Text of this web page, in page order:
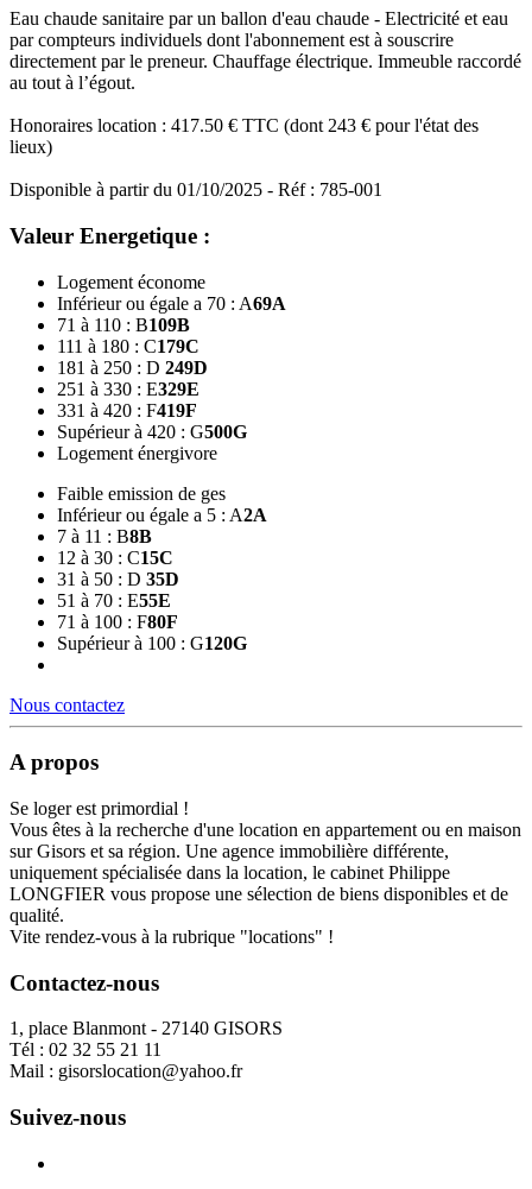
Eau chaude sanitaire par un ballon d'eau chaude - Electricité et eau
par compteurs individuels dont l'abonnement est à souscrire
directement par le preneur. Chauffage électrique. Immeuble raccordé
au tout à l’égout.
Honoraires location : 417.50 € TTC (dont 243 € pour l'état des
lieux)
Disponible à partir du 01/10/2025 - Réf : 785-001
Valeur Energetique :
Logement économe
Inférieur ou égale a 70 : A69A
71 à 110 : B109B
111 à 180 : C179C
181 à 250 : D 249D
251 à 330 : E329E
331 à 420 : F419F
Supérieur à 420 : G500G
Logement énergivore
Faible emission de ges
Inférieur ou égale a 5 : A2A
7 à 11 : B8B
12 à 30 : C15C
31 à 50 : D 35D
51 à 70 : E55E
71 à 100 : F80F
Supérieur à 100 : G120G
Nous contactez
A propos
Se loger est primordial !
Vous êtes à la recherche d'une location en appartement ou en maison
sur Gisors et sa région. Une agence immobilière différente,
uniquement spécialisée dans la location, le cabinet Philippe
LONGFIER vous propose une sélection de biens disponibles et de
qualité.
Vite rendez-vous à la rubrique "locations" !
Contactez-nous
1, place Blanmont - 27140 GISORS
Tél : 02 32 55 21 11
Mail : gisorslocation@yahoo.fr
Suivez-nous